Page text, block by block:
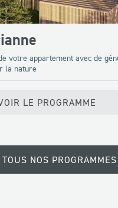
votre appartement avec de
la nature
LE PROGRAMME
NOS PROGRAMMES